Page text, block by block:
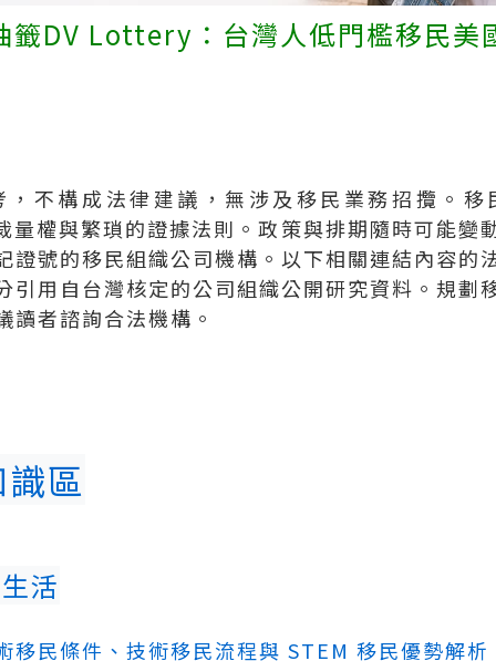
DV Lottery：台灣人低門檻移民美
不構成法律建議，無涉及移民業務招攬。
量權與繁瑣的證據法則。政策與排期隨時可能變
證號的移民組織公司機構。以下相關連結內容的
引用自台灣核定的公司組織公開研究資料。規劃
讀者諮詢合法機構。
區
活
移民條件、技術移民流程與 STEM 移民優勢解析